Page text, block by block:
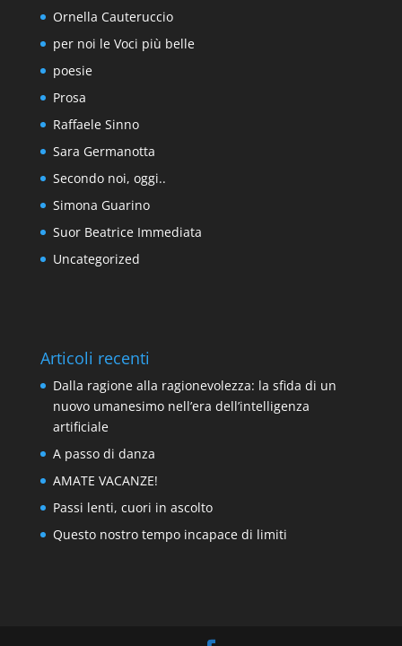
Ornella Cauteruccio
per noi le Voci più belle
poesie
Prosa
Raffaele Sinno
Sara Germanotta
Secondo noi, oggi..
Simona Guarino
Suor Beatrice Immediata
Uncategorized
Articoli recenti
Dalla ragione alla ragionevolezza: la sfida di un
nuovo umanesimo nell’era dell’intelligenza
artificiale
A passo di danza
AMATE VACANZE!
Passi lenti, cuori in ascolto
Questo nostro tempo incapace di limiti